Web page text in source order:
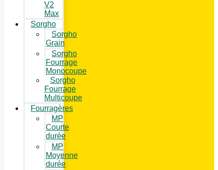
V2
Max
Sorgho
Sorgho
Grain
Sorgho
Fourrage
Monocoupe
Sorgho
Fourrage
Multicoupe
Fourragères
MP
Courte
durée
MP
Moyenne
durée